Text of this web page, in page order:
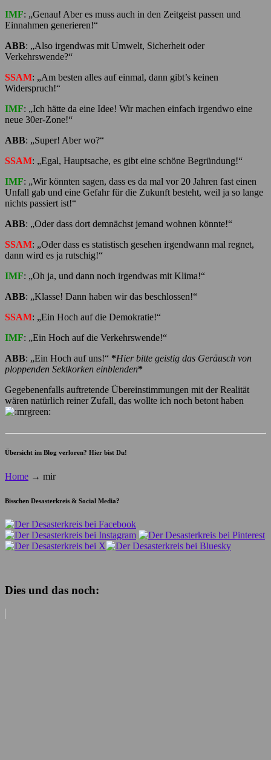
IMF: „Genau! Aber es muss auch in den Zeitgeist passen und
Einnahmen generieren!“
ABB: „Also irgendwas mit Umwelt, Sicherheit oder
Verkehrswende?“
SSAM: „Am besten alles auf einmal, dann gibt’s keinen
Widerspruch!“
IMF: „Ich hätte da eine Idee! Wir machen einfach irgendwo eine
neue 30er-Zone!“
ABB: „Super! Aber wo?“
SSAM: „Egal, Hauptsache, es gibt eine schöne Begründung!“
IMF: „Wir könnten sagen, dass es da mal vor 20 Jahren fast einen
Unfall gab und eine Gefahr für die Zukunft besteht, weil ja so lange
nichts passiert ist!“
ABB: „Oder dass dort demnächst jemand wohnen könnte!“
SSAM: „Oder dass es statistisch gesehen irgendwann mal regnet,
dann wird es ja rutschig!“
IMF: „Oh ja, und dann noch irgendwas mit Klima!“
ABB: „Klasse! Dann haben wir das beschlossen!“
SSAM: „Ein Hoch auf die Demokratie!“
IMF: „Ein Hoch auf die Verkehrswende!“
ABB: „Ein Hoch auf uns!“ *Hier bitte geistig das Geräusch von
ploppenden Sektkorken einblenden*
Gegebenenfalls auftretende Übereinstimmungen mit der Realität
wären natürlich reiner Zufall, das wollte ich noch betont haben
Übersicht im Blog verloren? Hier bist Du!
Home → mir
Bisschen Desasterkreis & Social Media?
Dies und das noch: